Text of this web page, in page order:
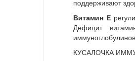
поддерживают
Витамин Е
Дефицит
КУСАЛОЧКА